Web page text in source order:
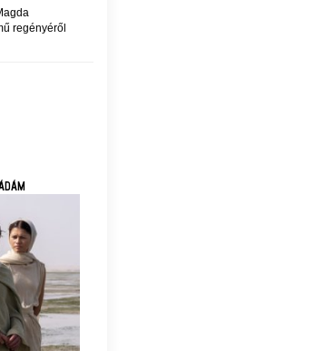
regényéről